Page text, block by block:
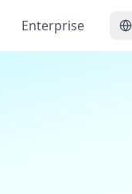
Enterprise